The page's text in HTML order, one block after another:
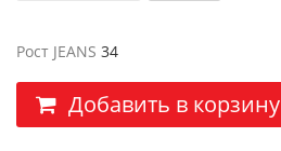
Рост JEANS 34
Добавить в корзину